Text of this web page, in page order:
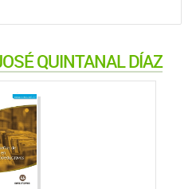
Díaz
EN CONTEXTOS
TORRES, S. L.